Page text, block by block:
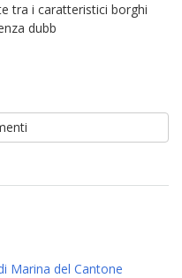
tra i caratteristici borghi
dubb
Marina del Cantone